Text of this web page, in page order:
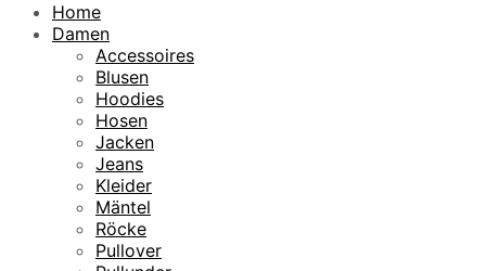
Home
Damen
Accessoires
Blusen
Hoodies
Hosen
Jacken
Jeans
Kleider
Mäntel
Röcke
Pullover